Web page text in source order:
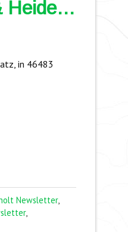
Heide…
in 46483
Newsletter,
,